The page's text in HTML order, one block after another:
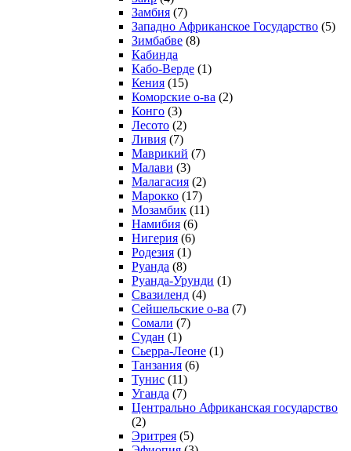
Замбия (7)
Западно Африканское Государство (5)
Зимбабве (8)
Кабинда
Кабо-Верде (1)
Кения (15)
Коморские о-ва (2)
Конго (3)
Лесото (2)
Ливия (7)
Маврикий (7)
Малави (3)
Малагасия (2)
Марокко (17)
Мозамбик (11)
Намибия (6)
Нигерия (6)
Родезия (1)
Руанда (8)
Руанда-Урунди (1)
Свазиленд (4)
Сейшельские о-ва (7)
Сомали (7)
Судан (1)
Сьерра-Леоне (1)
Танзания (6)
Тунис (11)
Уганда (7)
Центрально Африканская государство
(2)
Эритрея (5)